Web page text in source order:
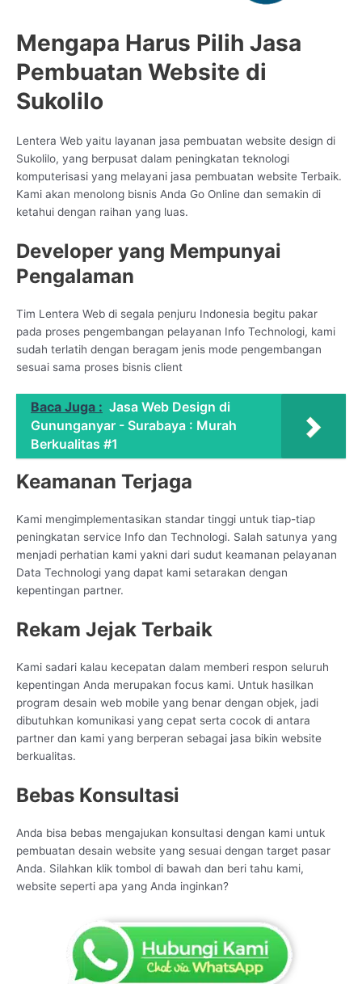
Mengapa Harus Pilih Jasa
Pembuatan Website di
Sukolilo
Lentera Web yaitu layanan jasa pembuatan website design di
Sukolilo, yang berpusat dalam peningkatan teknologi
komputerisasi yang melayani jasa pembuatan website Terbaik.
Kami akan menolong bisnis Anda Go Online dan semakin di
ketahui dengan raihan yang luas.
Developer yang Mempunyai
Pengalaman
Tim Lentera Web di segala penjuru Indonesia begitu pakar
pada proses pengembangan pelayanan Info Technologi, kami
sudah terlatih dengan beragam jenis mode pengembangan
sesuai sama proses bisnis client
Baca Juga : Jasa Web Design di
Gununganyar - Surabaya : Murah
Berkualitas #1
Keamanan Terjaga
Kami mengimplementasikan standar tinggi untuk tiap-tiap
peningkatan service Info dan Technologi. Salah satunya yang
menjadi perhatian kami yakni dari sudut keamanan pelayanan
Data Technologi yang dapat kami setarakan dengan
kepentingan partner.
Rekam Jejak Terbaik
Kami sadari kalau kecepatan dalam memberi respon seluruh
kepentingan Anda merupakan focus kami. Untuk hasilkan
program desain web mobile yang benar dengan objek, jadi
dibutuhkan komunikasi yang cepat serta cocok di antara
partner dan kami yang berperan sebagai jasa bikin website
berkualitas.
Bebas Konsultasi
Anda bisa bebas mengajukan konsultasi dengan kami untuk
pembuatan desain website yang sesuai dengan target pasar
Anda. Silahkan klik tombol di bawah dan beri tahu kami,
website seperti apa yang Anda inginkan?